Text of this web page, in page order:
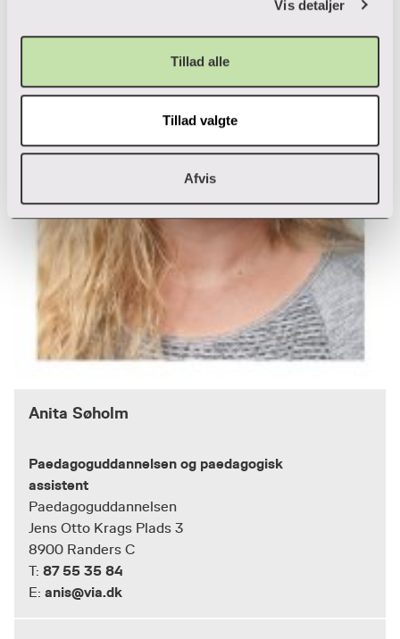
Vis detaljer
Tillad alle
Tillad valgte
Afvis
Anita Søholm
Paedagoguddannelsen og paedagogisk
assistent
Paedagoguddannelsen
Jens Otto Krags Plads 3
8900 Randers C
T: 87 55 35 84
E: anis@via.dk